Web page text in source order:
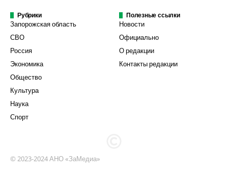
Рубрики
Запорожская область
СВО
Россия
Экономика
Общество
Культура
Наука
Спорт
Полезные ссылки
Новости
Официально
О редакции
Контакты редакции
© 2023-2024 АНО «ЗаМедиа»